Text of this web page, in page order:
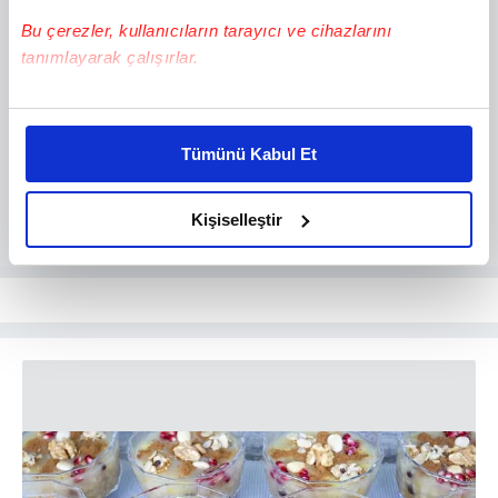
Bu çerezler, kullanıcıların tarayıcı ve cihazlarını
tanımlayarak çalışırlar.
Bu çerezlere izin vermeniz halinde sizlere özel
daha iyi reklam deneyimi yaşatabiliriz. Bunu yaparken
amacımızın size daha iyi bir reklam deneyimi sunmak
olduğunu ve sizlere en iyi içerikleri sunabilmek adına
elimizden gelen çabayı gösterdiğimizi ve bu noktada,
reklamların maliyetlerimizi karşılamak noktasında tek gelir
Sizlere daha iyi bir hizmet sunabilmek için İnternet
Sitemizde kendimize ve üçüncü kişilere ait çerezler
Tümünü Kabul Et
Kişiselleştir